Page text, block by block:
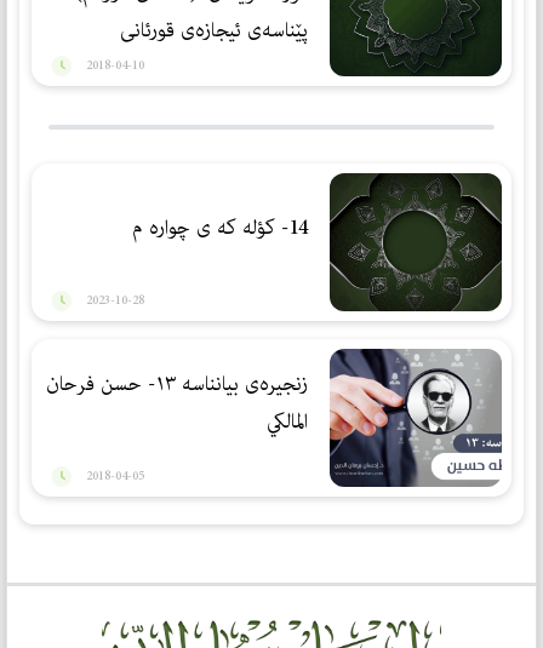
پێناسه‌ی ئیجازه‌ی قورئانی
2018-04-10
14- كؤله كه ی چواره م
2023-10-28
زنجیرەی بیانناسە ١٣- حسن فرحان
المالكي
2018-04-05